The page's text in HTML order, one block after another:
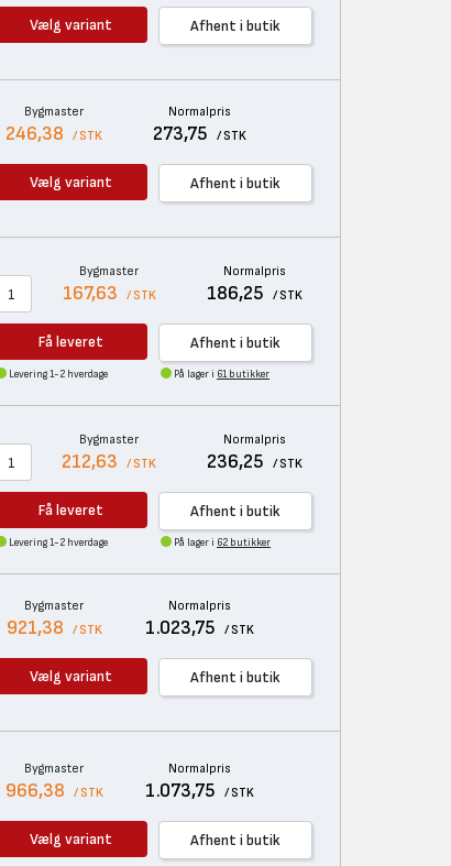
Vælg variant Afhent i butik
Bygmaster
246,38 / STK
Normalpris
273,75 / STK
Vælg variant Afhent i butik
Bygmaster
167,63 / STK
Normalpris
186,25 / STK
Få leveret Afhent i butik
Levering 1-2 hverdage På lager i 61 butikker
Bygmaster
212,63 / STK
Normalpris
236,25 / STK
Få leveret Afhent i butik
Levering 1-2 hverdage På lager i 62 butikker
Bygmaster
921,38 / STK
Normalpris
1.023,75 / STK
Vælg variant Afhent i butik
Bygmaster
966,38 / STK
Normalpris
1.073,75 / STK
Vælg variant Afhent i butik